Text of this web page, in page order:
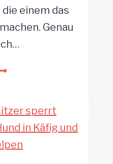
einem das
Genau
Welpen
schockierenden